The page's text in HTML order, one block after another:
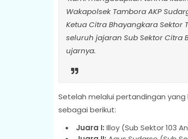
Wakapolsek Tambora AKP
Ketua Citra Bhayangkara Sektor
seluruh jajaran Sub Sektor Citra
ujarnya.
Setelah melalui pertandingan
sebagai berikut:
Juara I: Illoy (Sub Sektor 103